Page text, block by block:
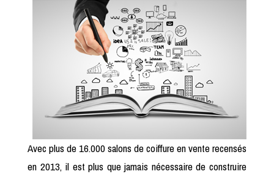
Avec plus de 16.000 salons de coiffure en vente recensés
en 2013, il est plus que jamais nécessaire de construire